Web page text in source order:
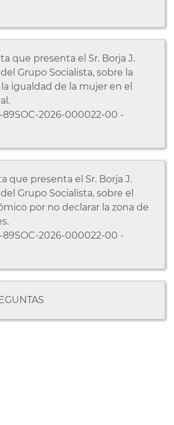
que presenta el Sr. Borja J.
Grupo Socialista, sobre la
igualdad de la mujer en el
2026-000022-00 -
que presenta el Sr. Borja J.
Grupo Socialista, sobre el
por no declarar la zona de
2026-000022-00 -